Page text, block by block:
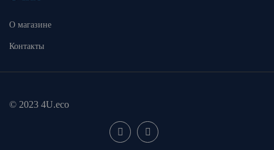
О магазине
Контакты
© 2023 4U.eco